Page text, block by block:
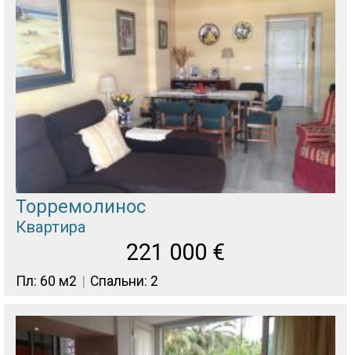
Торремолинос
Квартира
221 000 €
Пл: 60 м2 Спальни: 2